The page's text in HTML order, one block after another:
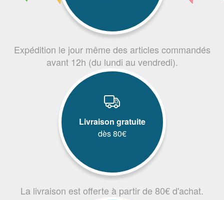
Expédition le jour même des articles commandés
avant 12h (du lundi au vendredi).
Livraison gratuite
dès 80€
La livraison est offerte à partir de 80€ d'achat.